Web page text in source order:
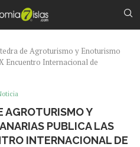
de Agroturismo y Enoturismo
Encuentro Internacional de
AGROTURISMO Y
PUBLICA LAS
INTERNACIONAL DE